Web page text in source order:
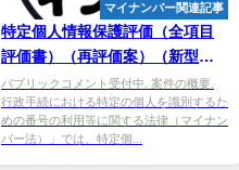
マイナンバー関連記事
特定個人情報保護評価（全項目
評価書）（再評価案）（新型コ
ロナウイルス感染症対策に係る
予防 ...
パブリックコメント受付中. 案件の概要.
行政手続における特定の個人を識別するた
めの番号の利用等に関する法律（マイナン
バー法）」では、特定個...